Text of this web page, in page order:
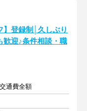
】登録制│久しぶり
歓迎♪条件相談・職
通費全額